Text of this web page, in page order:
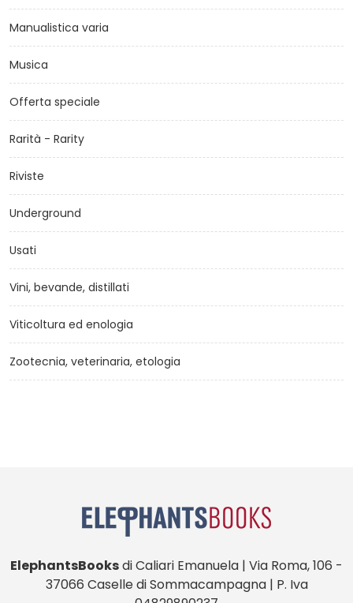
Manualistica varia
Musica
Offerta speciale
Rarità - Rarity
Riviste
Underground
Usati
Vini, bevande, distillati
Viticoltura ed enologia
Zootecnia, veterinaria, etologia
ElephantsBooksdi Caliari Emanuela | Via Roma, 106 -
37066 Caselle di Sommacampagna | P. Iva